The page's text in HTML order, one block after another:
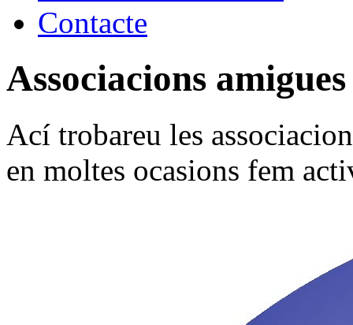
Contacte
Associacions amigues
Ací trobareu les
en moltes ocasions fem